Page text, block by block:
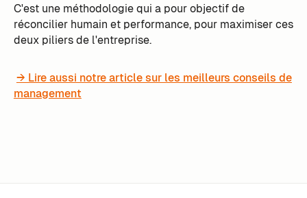
C'est une méthodologie qui a pour objectif de
réconcilier humain et performance, pour maximiser ces
deux piliers de l'entreprise.
→ Lire aussi notre article sur les meilleurs conseils de
management